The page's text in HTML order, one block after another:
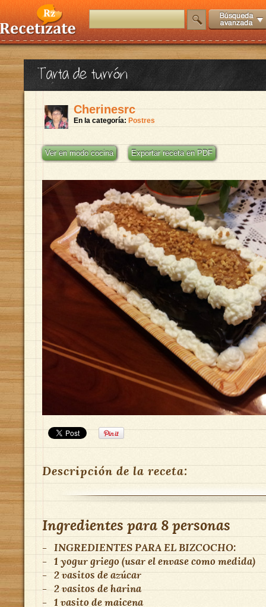
Tarta de turrón
Cherinesrc
En la categoría: Postres
Ver en modo cocina Exportar receta en PDF
Descripción de la receta:
Ingredientes para8 personas
- INGREDIENTES PARA EL BIZCOCHO:
- 1 yogur griego (usar el envase como medida)
- 2 vasitos de azúcar
- 2 vasitos de harina
- 1 vasito de maicena